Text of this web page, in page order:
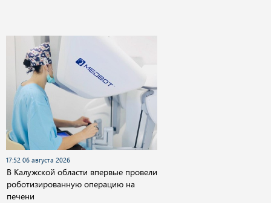
17:52 06 августа 2026
В Калужской области впервые провели
роботизированную операцию на
печени